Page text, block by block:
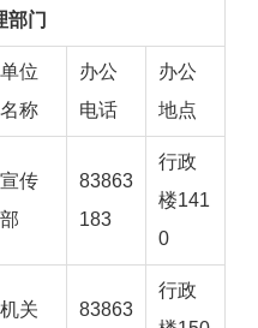
部门
单位
名称
办公
电话
办公
地点
宣传
部
83863
183
行政
楼141
0
机关
83863
行政